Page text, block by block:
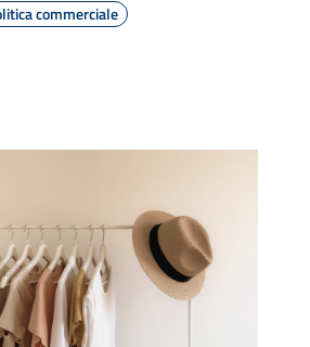
commerciale